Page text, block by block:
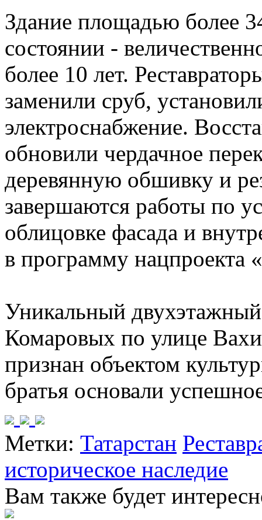
Здание площадью более
состоянии -
более 10 лет.
заменили сруб,
электроснабжение.
обновили чердачное
деревянную обшивку и
завершаются работы по
облицовке фасада и
в программу нацпроекта
Уникальный
Комаровых по улице
признан объектом
братья основали
Метки: Татарстан
историческое наследие
Вам также будет